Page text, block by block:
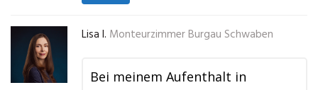
Lisa I. Monteurzimmer Burgau Schwaben
Bei meinem Aufenthalt in